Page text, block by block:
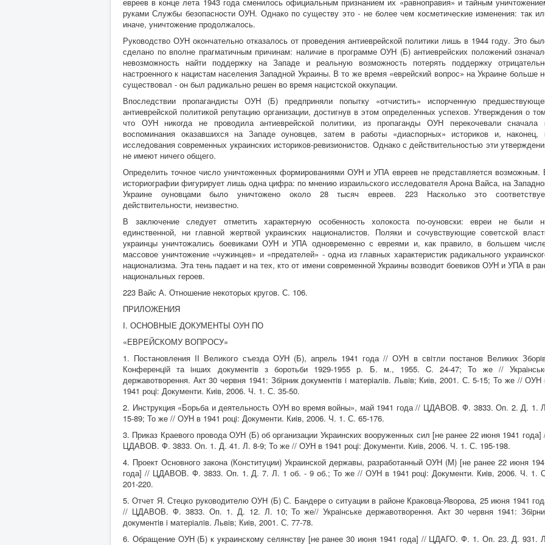
руками Службы безопасности ОУН. Однако по существу это - не более чем косметические изменения: так
иначе, уничтожение продолжалось.
Руководство ОУН окончательно отказалось от проведения антиеврейской политики лишь в 1944 году. Это
сделано по вполне прагматичным причинам: наличие в программе ОУН (Б) антиеврейских положений
невозможность найти поддержку на Западе и реальную возможность потерять поддержку
настроенного к нацистам населения Западной Украины. В то же время «еврейский вопрос» на Украине больше
существовал - он был радикально решен во время нацистской оккупации.
Впоследствии пропагандисты ОУН (Б) предприняли попытку «отчистить» испорченную
антиеврейской политикой репутацию организации, достигнув в этом определенных успехов. Утверждения о
что ОУН никогда не проводила антиеврейской политики, из пропаганды ОУН перекочевали сначала
воспоминания оказавшихся на Западе оуновцев, затем в работы «диаспорных» историков и, наконец,
исследования современных украинских историков-ревизионистов. Однако с действительностью эти
не имеют ничего общего.
Определить точное число уничтоженных формированиями ОУН и УПА евреев не представляется возможным.
историографии фигурирует лишь одна цифра: по мнению израильского исследователя Арона Вайса, на
Украине оуновцами было уничтожено около 28 тысяч евреев. 223 Насколько это
действительности, неизвестно.
В заключение следует отметить характерную особенность холокоста по-оуновски: евреи не были
единственной, ни главной жертвой украинских националистов. Поляки и сочувствующие советской
украинцы уничтожались боевиками ОУН и УПА одновременно с евреями и, как правило, в большем
массовое уничтожение «чужинцев» и «предателей» - одна из главных характеристик радикального
национализма. Эта тень падает и на тех, кто от имени современной Украины возводит боевиков ОУН и УПА в
национальных героев.
223 Вайс А. Отношение некоторых кругов. С. 106.
ПРИЛОЖЕНИЯ
I. ОСНОВНЫЕ ДОКУМЕНТЫ ОУН ПО
«ЕВРЕЙСКОМУ ВОПРОСУ»
1. Постановления II Великого съезда ОУН (Б), апрель 1941 года // ОУН в свiтли постанов Великих
Конференцiй та iнших документiв з боротьби 1929-1955 р. Б. м., 1955. C. 24-47; То же //
державотворення. Акт 30 червня 1941: Збiрник документiв i матерiалiв. Львiв; Киiв, 2001. С. 5-15; То же // ОУН
1941 роцi: Документи. Киiв, 2006. Ч. 1. С. 35-50.
2. Инструкция «Борьба и деятельность ОУН во время войны», май 1941 года // ЦДАВОВ. Ф. 3833. Оп. 2. Д. 1.
15-89; То же // ОУН в 1941 роцi: Документи. Киiв, 2006. Ч. 1. С. 65-176.
3. Приказ Краевого провода ОУН (Б) об организации Украинских вооруженных сил [не ранее 22 июня 1941 года]
ЦДАВОВ. Ф. 3833. Оп. 1. Д. 41. Л. 8-9; То же // ОУН в 1941 роцi: Документи. Киiв, 2006. Ч. 1. С. 195-198.
4. Проект Основного закона (Конституции) Украинской державы, разработанный ОУН (М) [не ранее 22 июня
года] // ЦДАВОВ. Ф. 3833. Оп. 1. Д. 7. Л. 1 об. - 9 об.; То же // ОУН в 1941 роцi: Документи. Киiв, 2006. Ч. 1.
201-220.
5. Отчет Я. Стецко руководителю ОУН (Б) С. Бандере о ситуации в районе Краковца-Яворова, 25 июня 1941
// ЦДАВОВ. Ф. 3833. Оп. 1. Д. 12. Л. 10; То же// Украiнське державотворення. Акт 30 червня 1941:
документiв i матерiалiв. Львiв; Киiв, 2001. С. 77-78.
6. Обращение ОУН (Б) к украинскому селянству [не ранее 30 июня 1941 года] // ЦДАГО. Ф. 1. Оп. 23. Д. 931.